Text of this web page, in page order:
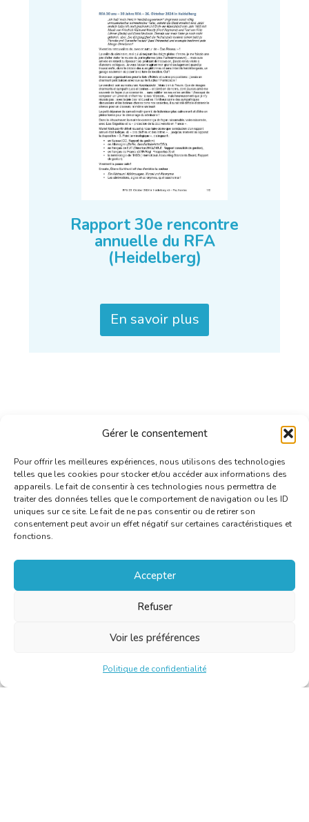
Gérer le consentement
Pour offrir les meilleures expériences, nous utilisons des technologies
telles que les cookies pour stocker et/ou accéder aux informations des
appareils. Le fait de consentir à ces technologies nous permettra de
traiter des données telles que le comportement de navigation ou les ID
uniques sur ce site. Le fait de ne pas consentir ou de retirer son
consentement peut avoir un effet négatif sur certaines caractéristiques et
fonctions.
Accepter
Refuser
Voir les préférences
Politique de confidentialité
Rapport 30e rencontre
annuelle du RFA
(Heidelberg)
En savoir plus